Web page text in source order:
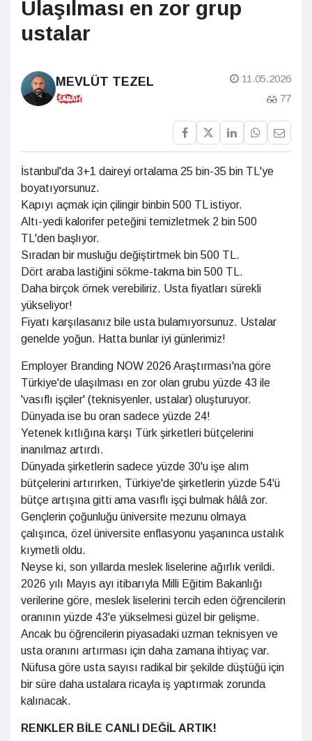
Ulaşılması en zor grup
ustalar
MEVLÜT TEZEL
11.05.2026
77
İstanbul'da 3+1 daireyi ortalama 25 bin-35 bin TL'ye
boyatıyorsunuz.
Kapıyı açmak için çilingir binbin 500 TL istiyor.
Altı-yedi kalorifer peteğini temizletmek 2 bin 500
TL'den başlıyor.
Sıradan bir musluğu değiştirtmek bin 500 TL.
Dört araba lastiğini sökme-takma bin 500 TL.
Daha birçok örnek verebiliriz. Usta fiyatları sürekli
yükseliyor!
Fiyatı karşılasanız bile usta bulamıyorsunuz. Ustalar
genelde yoğun. Hatta bunlar iyi günlerimiz!
Employer Branding NOW 2026 Araştırması'na göre
Türkiye'de ulaşılması en zor olan grubu yüzde 43 ile
'vasıflı işçiler' (teknisyenler, ustalar) oluşturuyor.
Dünyada ise bu oran sadece yüzde 24!
Yetenek kıtlığına karşı Türk şirketleri bütçelerini
inanılmaz artırdı.
Dünyada şirketlerin sadece yüzde 30'u işe alım
bütçelerini artırırken, Türkiye'de şirketlerin yüzde 54'ü
bütçe artışına gitti ama vasıflı işçi bulmak hâlâ zor.
Gençlerin çoğunluğu üniversite mezunu olmaya
çalışınca, özel üniversite enflasyonu yaşanınca ustalık
kıymetli oldu.
Neyse ki, son yıllarda meslek liselerine ağırlık verildi.
2026 yılı Mayıs ayı itibarıyla Milli Eğitim Bakanlığı
verilerine göre, meslek liselerini tercih eden öğrencilerin
oranının yüzde 43'e yükselmesi güzel bir gelişme.
Ancak bu öğrencilerin piyasadaki uzman teknisyen ve
usta oranını artırması için daha zamana ihtiyaç var.
Nüfusa göre usta sayısı radikal bir şekilde düştüğü için
bir süre daha ustalara ricayla iş yaptırmak zorunda
kalınacak.
RENKLER BİLE CANLI DEĞİL ARTIK!